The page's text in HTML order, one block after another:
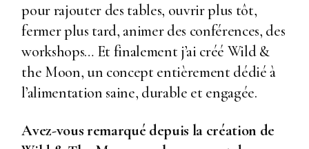
pour rajouter des tables, ouvrir plus tôt,
fermer plus tard, animer des conférences, des
workshops… Et finalement j’ai créé Wild &
the Moon, un concept entièrement dédié à
l’alimentation saine, durable et engagée.
Avez-vous remarqué depuis la création de